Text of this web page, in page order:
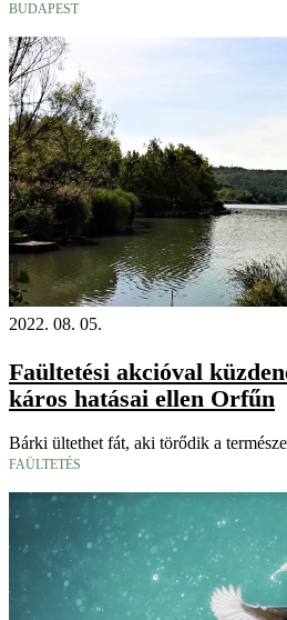
BUDAPEST
2022. 08. 05.
Faültetési akcióval
káros hatásai ellen Orfűn
Bárki ültethet fát, aki törődik a
FAÜLTETÉS